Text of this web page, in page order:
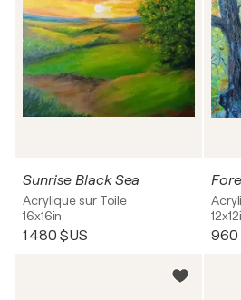
Sunrise Black Sea
Acrylique sur Toile
16x16in
1 480 $US 960